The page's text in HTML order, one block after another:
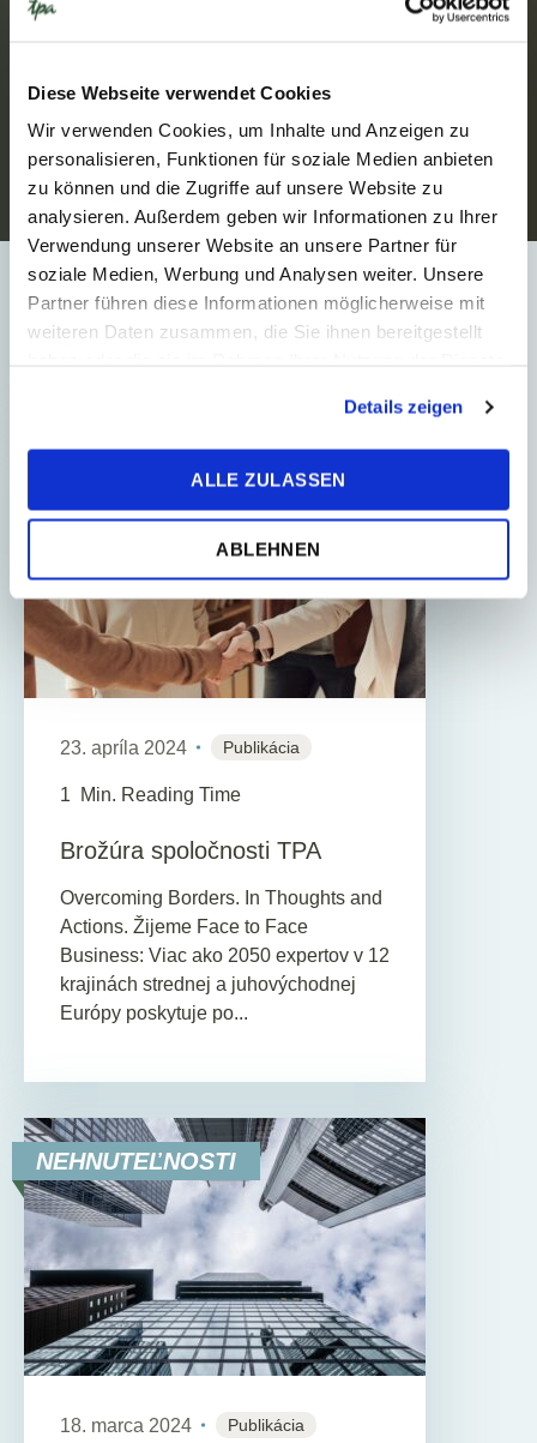
Diese Webseite verwendet Cookies
Wir verwenden Cookies, um Inhalte und Anzeigen zu
personalisieren, Funktionen für soziale Medien anbieten
zu können und die Zugriffe auf unsere Website zu
analysieren. Außerdem geben wir Informationen zu Ihrer
Verwendung unserer Website an unsere Partner für
soziale Medien, Werbung und Analysen weiter. Unsere
Partner führen diese Informationen möglicherweise mit
weiteren Daten zusammen, die Sie ihnen bereitgestellt
Details zeigen
ALLE ZULASSEN
ABLEHNEN
strednej a juhovýchodnej
Európe
Transferové oceňovanie patrí medzi
najdôležitejšie oblasti daňového
poradenstva v medzinárodnom
prostredí. Firmy pôsobiace v rámci
skupiny na viacerých trhoc...
23. apríla 2024 Publikácia
1 Min. Reading Time
Brožúra spoločnosti TPA
Overcoming Borders. In Thoughts and
Actions. Žijeme Face to Face
Business: Viac ako 2050 expertov v 12
krajinách strednej a juhovýchodnej
Európy poskytuje po...
NEHNUTEĽNOSTI
18. marca 2024 Publikácia